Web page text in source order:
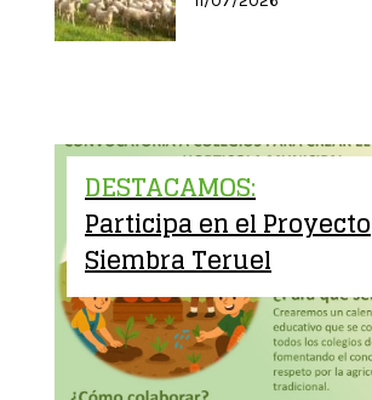
DESTACAMOS:
Participa en el Proyecto
Siembra Teruel